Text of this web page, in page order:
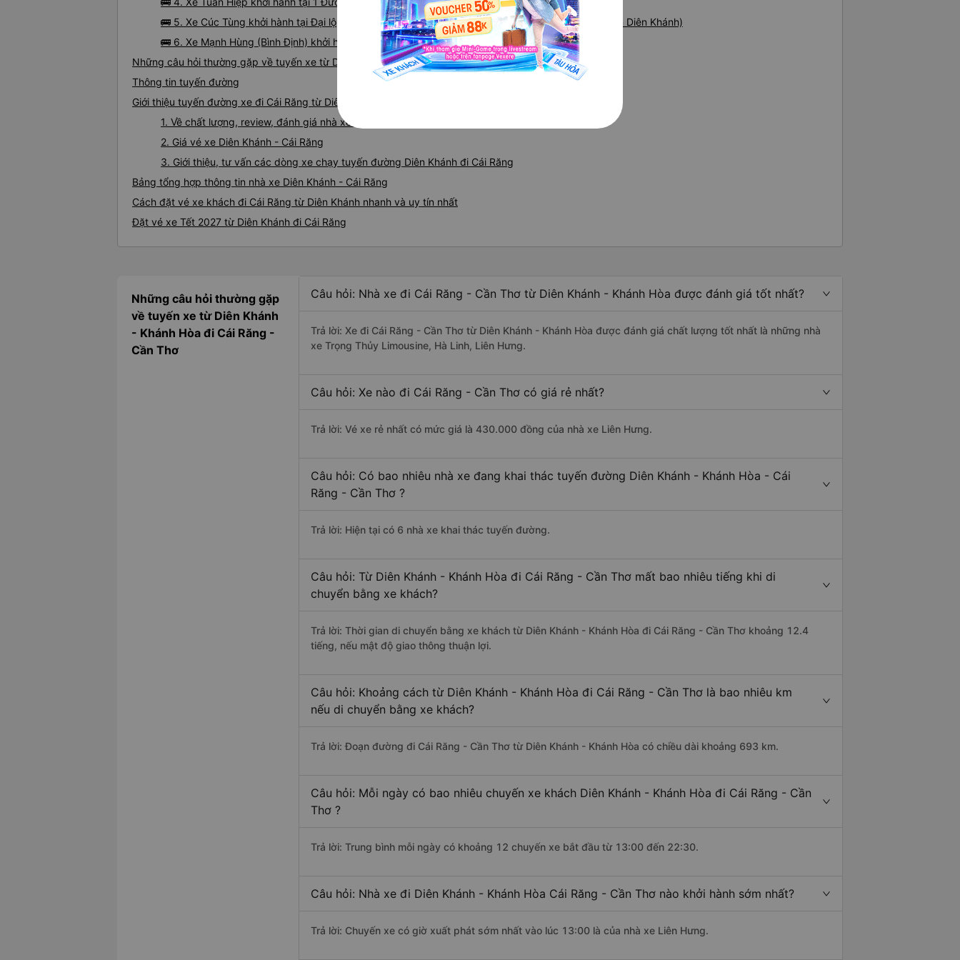
🚌 5. Xe Cúc Tùng khởi hành tại Đại lộ, Đường Võ Nguyên Giáp, Thôn Trung Nam (Bến Xe Phía Nam Diên Khánh)
🚌 6. Xe Mạnh Hùng (Bình Định) khởi hành tại Đường 23/10, QL 1A,
Những câu hỏi thường gặp về tuyến xe từ Diên Khánh đi Cái Răng
Thông tin tuyến đường
Giới thiệu tuyến đường xe đi Cái Răng từ Diên Khánh
1. Về chất lượng, review, đánh giá nhà xe Diên Khánh Cái Răng
2. Giá vé xe Diên Khánh - Cái Răng
3. Giới thiệu, tư vấn các dòng xe chạy tuyến đường Diên Khánh đi Cái Răng
Bảng tổng hợp thông tin nhà xe Diên Khánh - Cái Răng
Cách đặt vé xe khách đi Cái Răng từ Diên Khánh nhanh và uy tín nhất
Đặt vé xe Tết 2027 từ Diên Khánh đi Cái Răng
Những câu hỏi thường gặp
về tuyến xe từ Diên Khánh
- Khánh Hòa đi Cái Răng -
Cần Thơ
Câu hỏi: Nhà xe đi Cái Răng - Cần Thơ từ Diên Khánh - Khánh Hòa được đánh giá tốt nhất?
Trả lời: Xe đi Cái Răng - Cần Thơ từ Diên Khánh - Khánh Hòa được đánh giá chất lượng tốt nhất là những nhà
xe Trọng Thủy Limousine, Hà Linh, Liên Hưng.
Câu hỏi: Xe nào đi Cái Răng - Cần Thơ có giá rẻ nhất?
Trả lời: Vé xe rẻ nhất có mức giá là 430.000 đồng của nhà xe Liên Hưng.
Câu hỏi: Có bao nhiêu nhà xe đang khai thác tuyến đường Diên Khánh - Khánh Hòa - Cái
Răng - Cần Thơ ?
Trả lời: Hiện tại có 6 nhà xe khai thác tuyến đường.
Câu hỏi: Từ Diên Khánh - Khánh Hòa đi Cái Răng - Cần Thơ mất bao nhiêu tiếng khi di
chuyển bằng xe khách?
Trả lời: Thời gian di chuyển bằng xe khách từ Diên Khánh - Khánh Hòa đi Cái Răng - Cần Thơ khoảng 12.4
tiếng, nếu mật độ giao thông thuận lợi.
Câu hỏi: Khoảng cách từ Diên Khánh - Khánh Hòa đi Cái Răng - Cần Thơ là bao nhiêu km
nếu di chuyển bằng xe khách?
Trả lời: Đoạn đường đi Cái Răng - Cần Thơ từ Diên Khánh - Khánh Hòa có chiều dài khoảng 693 km.
Câu hỏi: Mỗi ngày có bao nhiêu chuyến xe khách Diên Khánh - Khánh Hòa đi Cái Răng - Cần
Thơ ?
Trả lời: Trung bình mỗi ngày có khoảng 12 chuyến xe bắt đầu từ 13:00 đến 22:30.
Câu hỏi: Nhà xe đi Diên Khánh - Khánh Hòa Cái Răng - Cần Thơ nào khởi hành sớm nhất?
Trả lời: Chuyến xe có giờ xuất phát sớm nhất vào lúc 13:00 là của nhà xe Liên Hưng.